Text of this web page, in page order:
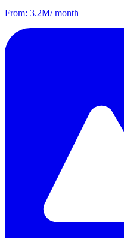
From: 3.2M/month